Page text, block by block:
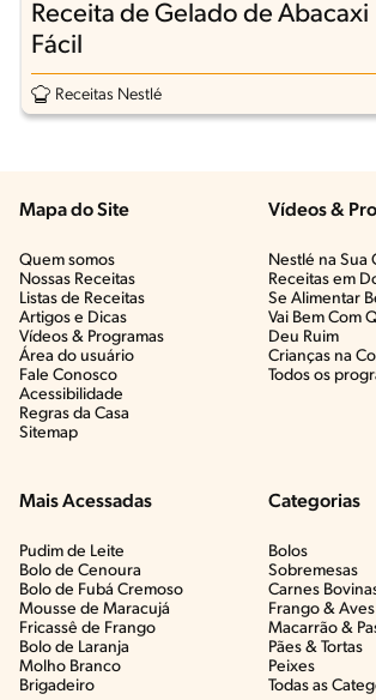
Receita de Gelado de Abacaxi
Fácil
Receitas Nestlé
Mapa do Site
Quem somos
Nossas Receitas
Listas de Receitas​
Artigos e Dicas​
Vídeos & Programas​
Área do usuário
Fale Conosco
Acessibilidade
Regras da Casa
Sitemap
Vídeos &
Nestlé na Sua
Receitas em
Se Alimentar
Vai Bem Com
Deu Ruim​
Crianças na
Todos os
Mais Acessadas
Pudim de Leite
Bolo de Cenoura
Bolo de Fubá Cremoso
Mousse de Maracujá
Fricassê de Frango
Bolo de Laranja
Molho Branco
Brigadeiro
Categorias
Bolos
Sobremesas
Carnes
Frango & Aves​
Macarrão &
Pães & Tortas​
Peixes
Todas as